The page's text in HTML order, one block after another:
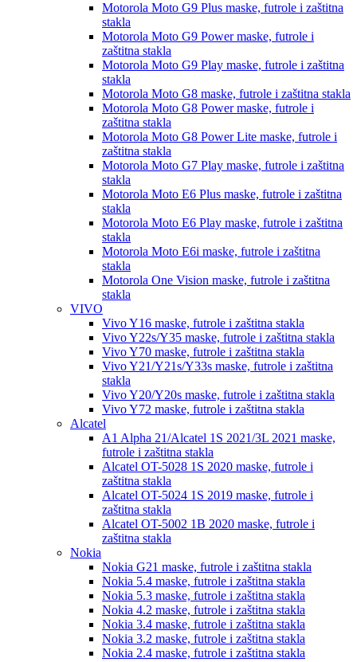
Motorola Moto G9 Plus maske, futrole i zaštitna
stakla
Motorola Moto G9 Powermaske, futrole i
zaštitna stakla
Motorola Moto G9 Play maske, futrole i zaštitna
stakla
Motorola Moto G8 maske, futrole i zaštitna stakla
Motorola Moto G8 Powermaske, futrole i
zaštitna stakla
Motorola Moto G8 Power Lite maske, futrole i
zaštitna stakla
Motorola Moto G7 Play maske, futrole i zaštitna
stakla
Motorola Moto E6 Plus maske, futrole i zaštitna
stakla
Motorola Moto E6 Play maske, futrole i zaštitna
stakla
Motorola Moto E6i maske, futrole i zaštitna
stakla
Motorola One Vision maske, futrole i zaštitna
stakla
VIVO
Vivo Y16 maske, futrole i zaštitna stakla
Vivo Y22s/Y35 maske, futrole i zaštitna stakla
Vivo Y70 maske, futrole i zaštitna stakla
Vivo Y21/Y21s/Y33s maske, futrole i zaštitna
stakla
Vivo Y20/Y20s maske, futrole i zaštitna stakla
Vivo Y72 maske, futrole i zaštitna stakla
Alcatel
A1 Alpha 21/Alcatel 1S 2021/3L 2021 maske,
futrole i zaštitna stakla
Alcatel OT-5028 1S 2020 maske, futrole i
zaštitna stakla
Alcatel OT-5024 1S 2019 maske, futrole i
zaštitna stakla
Alcatel OT-5002 1B 2020 maske, futrole i
zaštitna stakla
Nokia
Nokia G21 maske, futrole i zaštitna stakla
Nokia 5.4 maske, futrole i zaštitna stakla
Nokia 5.3 maske, futrole i zaštitna stakla
Nokia 4.2 maske, futrole i zaštitna stakla
Nokia 3.4 maske, futrole i zaštitna stakla
Nokia 3.2 maske, futrole i zaštitna stakla
Nokia 2.4 maske, futrole i zaštitna stakla